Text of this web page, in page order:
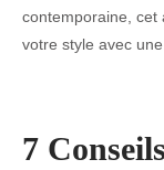
contemporaine, cet
votre style avec une
7